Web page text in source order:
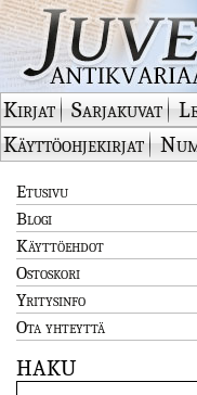
Kirjat Sarjakuvat
Käyttöohjekirjat
Etusivu
Blogi
Käyttöehdot
Ostoskori
Yritysinfo
Ota yhteyttä
HAKU